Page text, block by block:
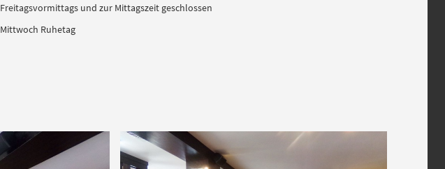
Freitagsvormittags und zur Mittagszeit geschlossen
Mittwoch Ruhetag